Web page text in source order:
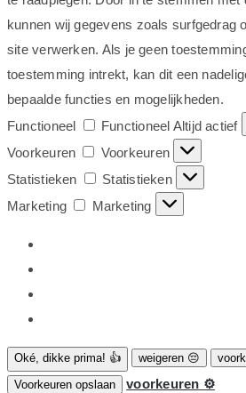
kunnen wij gegevens zoals surfgedrag
site verwerken. Als je geen
toestemming intrekt, kan dit een
bepaalde functies en mogelijkheden.
Functioneel
Functioneel Altijd actief
Voorkeuren
Voorkeuren
Statistieken
Statistieken
Marketing
Marketing
Oké, dikke prima! 👍 weigeren 😔
Voorkeuren opslaan
voorkeuren ⚙